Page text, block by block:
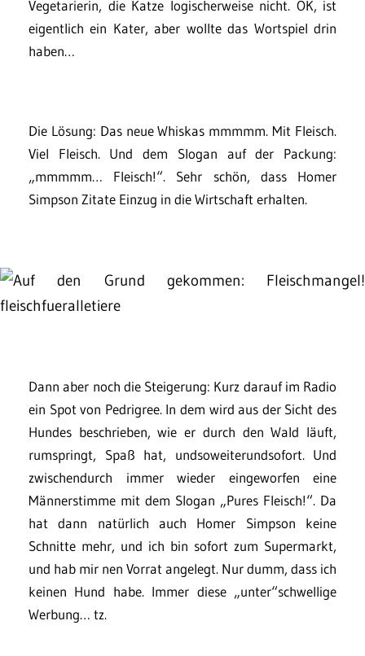
Vegetarierin, die Katze logischerweise nicht. OK, ist
eigentlich ein Kater, aber wollte das Wortspiel drin
haben…
Die Lösung: Das neue Whiskas mmmmm. Mit Fleisch.
Viel Fleisch. Und dem Slogan auf der Packung:
„mmmmm… Fleisch!“. Sehr schön, dass Homer
Simpson Zitate Einzug in die Wirtschaft erhalten.
Dann aber noch die Steigerung: Kurz darauf im Radio
ein Spot von Pedrigree. In dem wird aus der Sicht des
Hundes beschrieben, wie er durch den Wald läuft,
rumspringt, Spaß hat, undsoweiterundsofort. Und
zwischendurch immer wieder eingeworfen eine
Männerstimme mit dem Slogan „Pures Fleisch!“. Da
hat dann natürlich auch Homer Simpson keine
Schnitte mehr, und ich bin sofort zum Supermarkt,
und hab mir nen Vorrat angelegt. Nur dumm, dass ich
keinen Hund habe. Immer diese „unter“schwellige
Werbung… tz.